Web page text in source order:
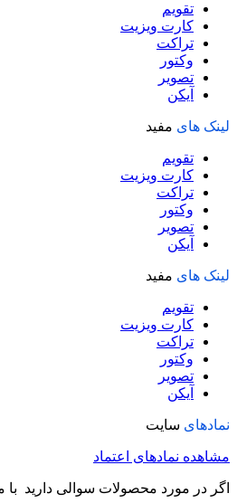
تقویم
کارت ویزیت
تراکت
وکتور
تصویر
آیکن
لینک های مفید
تقویم
کارت ویزیت
تراکت
وکتور
تصویر
آیکن
لینک های مفید
تقویم
کارت ویزیت
تراکت
وکتور
تصویر
آیکن
نمادهای سایت
مشاهده نمادهای اعتماد
اگر در مورد محصولات سوالی دارید با